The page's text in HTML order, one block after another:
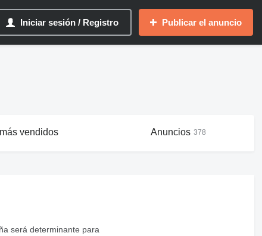
Iniciar sesión / Registro Publicar el anuncio
vendidos Anuncios 378
será determinante para